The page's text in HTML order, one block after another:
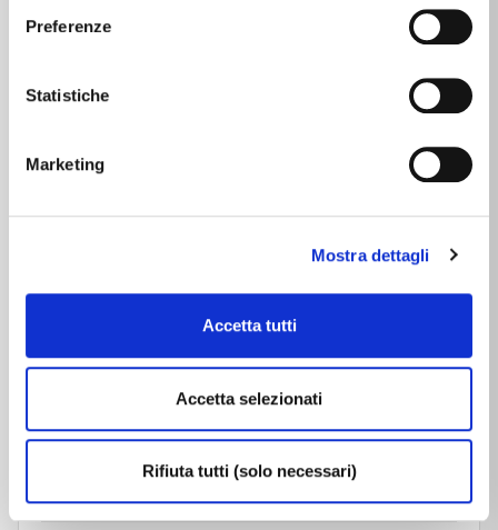
altri strumenti di tracciamento diversi da quelli tecnici
(consulta la
Preferenze
Statistiche
Marketing
Mostra dettagli
Accetta tutti
Accetta selezionati
Rifiuta tutti (solo necessari)
1
CAMERE
3
BALCONE / TERRAZZO
ACCESSORI INCLUSI
PIANO
3
ARIA CONDIZIONATA
ASCENSORE
GIARDINO